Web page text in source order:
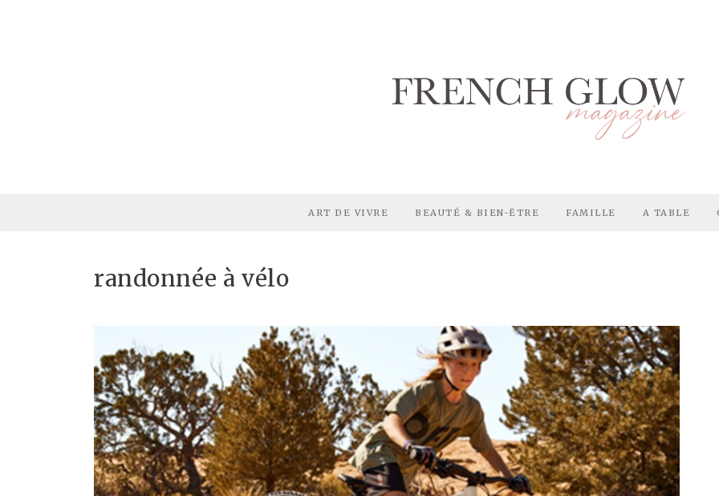
ART DE VIVRE BEAUTÉ & BIEN-ÊTRE FAMILLE A TABLE
randonnée à vélo